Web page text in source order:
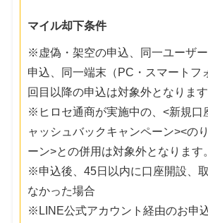
マイル却下条件
※虚偽・架空の申込、同一ユーザ
申込、同一端末（PC・スマートフ
回目以降の申込は対象外となります
※ヒロセ通商が実施中の、<新規口
ャッシュバックキャンペーン><の
ーン>との併用は対象外となります。
※申込後、45日以内に口座開設、
なかった場合
※LINE公式アカウント経由のお申